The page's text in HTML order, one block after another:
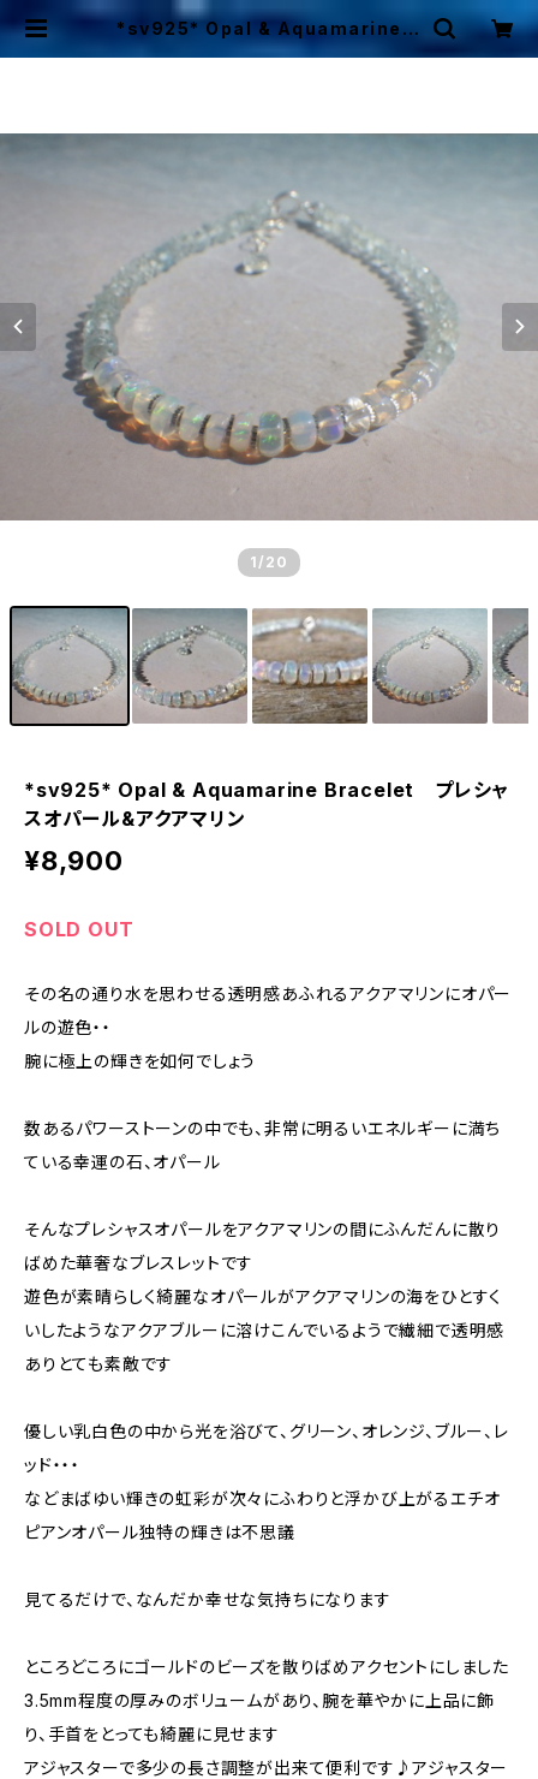
*sv925* Opal & Aquamarine B
racelet プレシャスオパール&アク
1 /20
*sv925* Opal & Aquamarine Bracelet プレシャ
スオパール&アクアマリン
¥8,900
SOLD OUT
その名の通り水を思わせる透明感あふれるアクアマリンにオパー
ルの遊色・・
腕に極上の輝きを如何でしょう
数あるパワーストーンの中でも、非常に明るいエネルギーに満ち
ている幸運の石、オパール
そんなプレシャスオパールをアクアマリンの間にふんだんに散り
ばめた華奢なブレスレットです
遊色が素晴らしく綺麗なオパールがアクアマリンの海をひとすく
いしたようなアクアブルーに溶けこんでいるようで繊細で透明感
ありとても素敵です
優しい乳白色の中から光を浴びて、グリーン、オレンジ、ブルー、レ
ッド・・・
などまばゆい輝きの虹彩が次々にふわりと浮かび上がるエチオ
ピアンオパール独特の輝きは不思議
見てるだけで、なんだか幸せな気持ちになります
ところどころにゴールドのビーズを散りばめアクセントにしました
3.5mm程度の厚みのボリュームがあり、腕を華やかに上品に飾
り、手首をとっても綺麗に見せます
アジャスターで多少の長さ調整が出来て便利です♪アジャスター